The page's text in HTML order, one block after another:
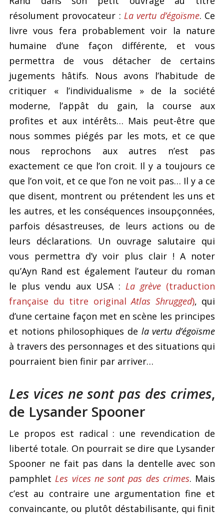
résolument provocateur : La vertu d’égoïsme. Ce
livre vous fera probablement voir la nature
humaine d’une façon différente, et vous
permettra de vous détacher de certains
jugements hâtifs. Nous avons l’habitude de
critiquer « l’individualisme » de la société
moderne, l’appât du gain, la course aux
profites et aux intérêts… Mais peut-être que
nous sommes piégés par les mots, et ce que
nous reprochons aux autres n’est pas
exactement ce que l’on croit. Il y a toujours ce
que l’on voit, et ce que l’on ne voit pas… Il y a ce
que disent, montrent ou prétendent les uns et
les autres, et les conséquences insoupçonnées,
parfois désastreuses, de leurs actions ou de
leurs déclarations. Un ouvrage salutaire qui
vous permettra d’y voir plus clair ! A noter
qu’Ayn Rand est également l’auteur du roman
le plus vendu aux USA : La grève (traduction
française du titre originalAtlas Shrugged), qui
d’une certaine façon met en scène les principes
et notions philosophiques de la vertu d’égoïsme
à travers des personnages et des situations qui
pourraient bien finir par arriver…
Les vices ne sont pas des crimes,
de Lysander Spooner
Le propos est radical : une revendication de
liberté totale. On pourrait se dire que Lysander
Spooner ne fait pas dans la dentelle avec son
pamphlet Les vices ne sont pas des crimes. Mais
c’est au contraire une argumentation fine et
convaincante, ou plutôt déstabilisante, qui finit